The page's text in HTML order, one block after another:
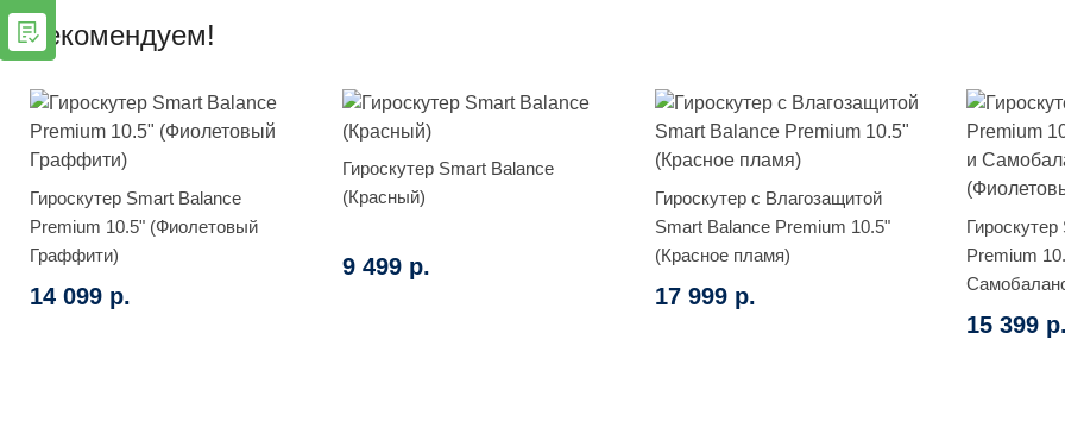
Рекомендуем!
Гироскутер Smart Balance
Premium 10.5" (Фиолетовый
Граффити)
14 099 р.
Гироскутер Smart Balance
(Красный)
9 499 р.
Гироскутер с Влагозащитой
Smart Balance Premium 10.5"
(Красное пламя)
17 999 р.
Premium
15 399 р.